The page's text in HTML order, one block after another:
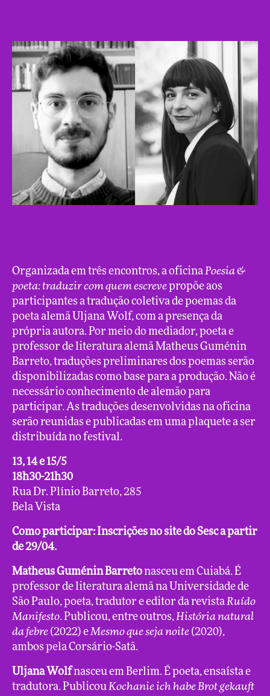
Organizada em três encontros, a oficinaPoesia &
poeta: traduzir com quem escrevepropõe aos
participantes a tradução coletiva de poemas da
poeta alemã Uljana Wolf, com a presença da
própria autora. Por meio do mediador, poeta e
professor de literatura alemã Matheus Guménin
Barreto, traduções preliminares dos poemas serão
disponibilizadas como base para a produção. Não é
necessário conhecimento de alemão para
participar. As traduções desenvolvidas na oficina
serão reunidas e publicadas em uma plaquete a ser
distribuída no festival.
13, 14 e 15/5
18h30-21h30
Rua Dr. Plínio Barreto, 285
Bela Vista
Como participar: Inscrições no site do Sesc a partir
de 29/04.
Matheus Guménin Barretonasceu em Cuiabá. É
professor de literatura alemã na Universidade de
São Paulo, poeta, tradutor e editor da revistaRuído
Manifesto. Publicou, entre outros,História natural
da febre (2022) eMesmo que seja noite (2020),
ambos pela Corsário-Satã.
Uljana Wolfnasceu em Berlim. É poeta, ensaísta e
tradutora. PublicouKochanie ich habe Brot gekauft